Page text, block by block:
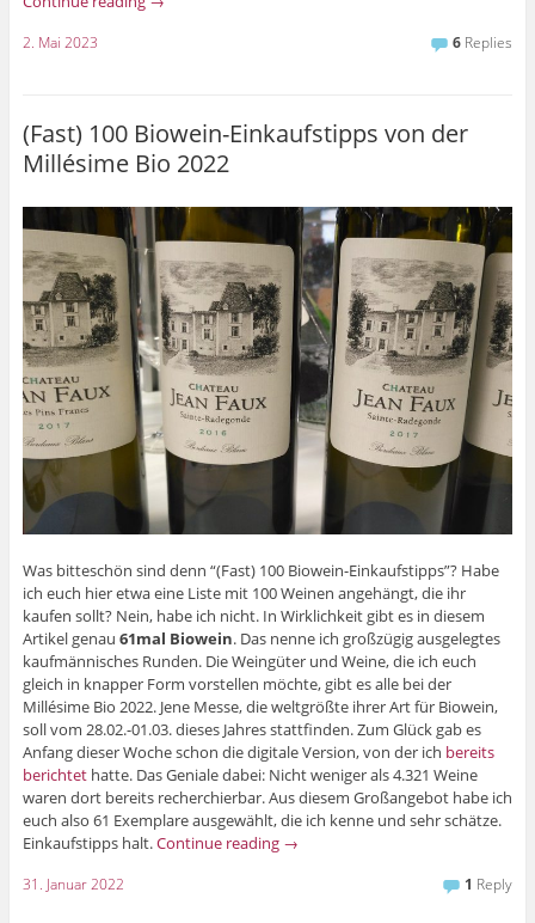
2. Mai 2023 6 Replies
(Fast) 100 Biowein-Einkaufstipps von der
Millésime Bio 2022
Was bitteschön sind denn “(Fast) 100 Biowein-Einkaufstipps”? Habe
ich euch hier etwa eine Liste mit 100 Weinen angehängt, die ihr
kaufen sollt? Nein, habe ich nicht. In Wirklichkeit gibt es in diesem
Artikel genau 61mal Biowein. Das nenne ich großzügig ausgelegtes
kaufmännisches Runden. Die Weingüter und Weine, die ich euch
gleich in knapper Form vorstellen möchte, gibt es alle bei der
Millésime Bio 2022. Jene Messe, die weltgrößte ihrer Art für Biowein,
soll vom 28.02.-01.03. dieses Jahres stattfinden. Zum Glück gab es
Anfang dieser Woche schon die digitale Version, von der ich bereits
berichtethatte. Das Geniale dabei: Nicht weniger als 4.321 Weine
waren dort bereits recherchierbar. Aus diesem Großangebot habe ich
euch also 61 Exemplare ausgewählt, die ich kenne und sehr schätze.
Einkaufstipps halt.Continue reading →
31. Januar 2022 1 Reply